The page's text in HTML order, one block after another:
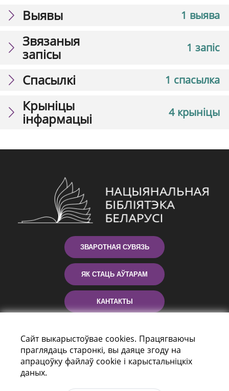
1 выява
Выявы
1 запіс
Звязаныя
запісы
1 спасылка
Спасылкі
4 крыніцы
Крыніцы
інфармацыі
ЗВАРОТНАЯ СУВЯЗЬ
ЯК СТАЦЬ АЎТАРАМ
КАНТАКТЫ
Сайт выкарыстоўвае cookies. Працягваючы
праглядаць старонкі, вы даяце згоду на
апрацоўку файлаў cookie і карыстальніцкіх
даных.